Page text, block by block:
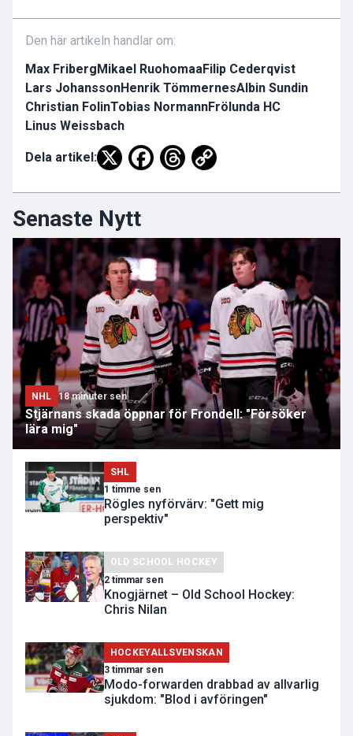
Den här artikeln handlar om:
Max FribergMikael RuohomaaFilip Cederqvist
Lars JohanssonHenrik TömmernesAlbin Sundin
Christian FolinTobias NormannFrölunda HC
Linus Weissbach
Dela artikel:
Senaste Nytt
NHL 18 minuter sen
Stjärnans skada öppnar för Frondell: "Försöker
lära mig"
SHL
1 timme sen
Rögles nyförvärv: "Gett mig
perspektiv"
OLD SCHOOL HOCKEY
2 timmar sen
Knogjärnet – Old School Hockey:
Chris Nilan
HOCKEYALLSVENSKAN
3 timmar sen
Modo-forwarden drabbad av allvarlig
sjukdom: "Blod i avföringen"